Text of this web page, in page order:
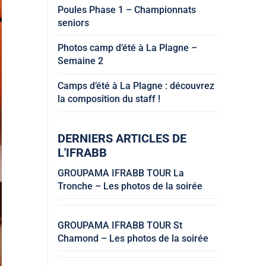
Poules Phase 1 – Championnats
seniors
Photos camp d’été à La Plagne –
Semaine 2
Camps d’été à La Plagne : découvrez
la composition du staff !
DERNIERS ARTICLES DE
L'IFRABB
GROUPAMA IFRABB TOUR La
Tronche – Les photos de la soirée
GROUPAMA IFRABB TOUR St
Chamond – Les photos de la soirée